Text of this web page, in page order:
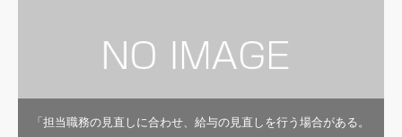
「担当職務の見直しに合わせ、給与の見直しを行う場合がある。